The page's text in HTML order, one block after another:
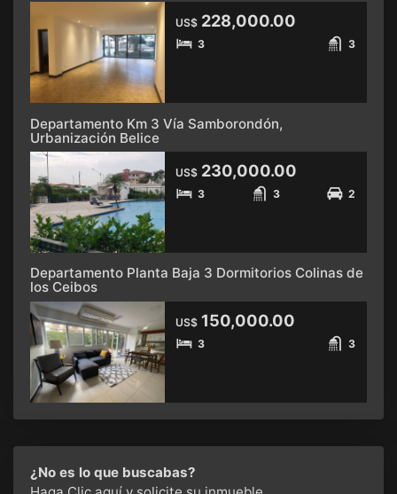
US$ 228,000.00
3 3
Departamento Km 3 Vía Samborondón,
Urbanización Belice
US$ 230,000.00
3 3 2
Departamento Planta Baja 3 Dormitorios Colinas de
los Ceibos
US$ 150,000.00
3 3
¿No es lo que buscabas?